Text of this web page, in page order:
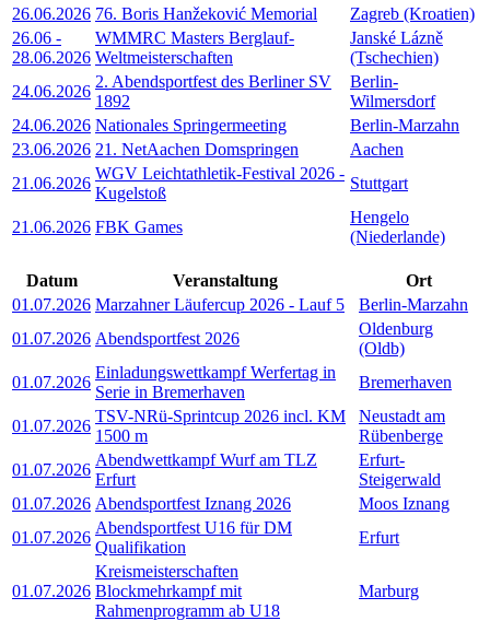
26.06.2026 76. Boris Hanžeković Memorial
Zagreb (Kroatien)
26.06 -
28.06.2026
WMMRC Masters Berglauf-
Weltmeisterschaften
Janské Lázně
(Tschechien)
24.06.2026
2. Abendsportfest des Berliner SV
1892
Berlin-
Wilmersdorf
24.06.2026 Nationales Springermeeting
Berlin-Marzahn
23.06.2026 21. NetAachen Domspringen
Aachen
21.06.2026
WGV Leichtathletik-Festival 2026 -
Kugelstoß
Stuttgart
21.06.2026 FBK Games
Hengelo
(Niederlande)
Datum Veranstaltung
Ort
01.07.2026 Marzahner Läufercup 2026 - Lauf 5
Berlin-Marzahn
01.07.2026 Abendsportfest 2026
Oldenburg
(Oldb)
01.07.2026
Einladungswettkampf Werfertag in
Serie in Bremerhaven
Bremerhaven
01.07.2026
TSV-NRü-Sprintcup 2026 incl. KM
1500 m
Neustadt am
Rübenberge
01.07.2026
Abendwettkampf Wurf am TLZ
Erfurt
Erfurt-
Steigerwald
01.07.2026 Abendsportfest Iznang 2026
Moos Iznang
01.07.2026
Abendsportfest U16 für DM
Qualifikation
Erfurt
01.07.2026
Kreismeisterschaften
Blockmehrkampf mit
Rahmenprogramm ab U18
Marburg